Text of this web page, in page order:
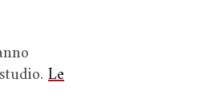
Le